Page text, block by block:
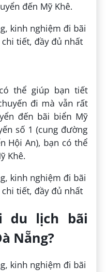
đến Mỹ Khê.
thể giúp bạn tiết
đi mà vẫn rất
đến bãi biển Mỹ
số 1 (cung đường
Hội An), bạn có thể
Khê.
du lịch bãi
Nẵng?